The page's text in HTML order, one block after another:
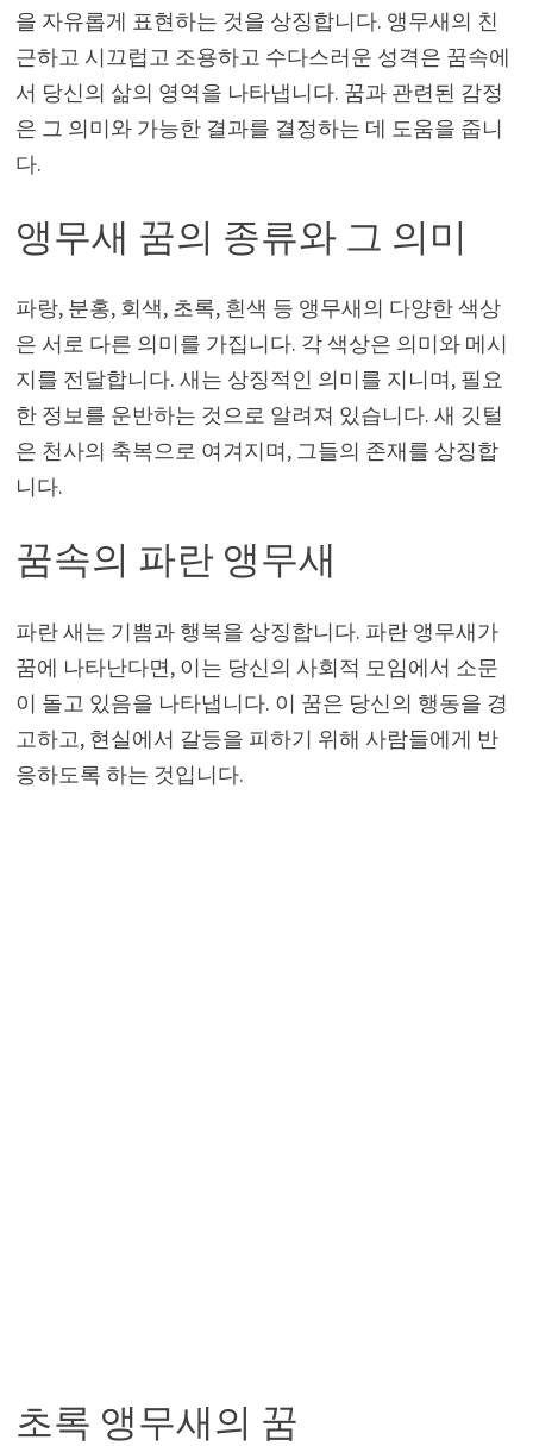
을 자유롭게 표현하는 것을 상징합니다. 앵무새의 친
근하고 시끄럽고 조용하고 수다스러운 성격은 꿈속에
서 당신의 삶의 영역을 나타냅니다. 꿈과 관련된 감정
은 그 의미와 가능한 결과를 결정하는 데 도움을 줍니
다.
앵무새 꿈의 종류와 그 의미
파랑, 분홍, 회색, 초록, 흰색 등 앵무새의 다양한 색상
은 서로 다른 의미를 가집니다. 각 색상은 의미와 메시
지를 전달합니다. 새는 상징적인 의미를 지니며, 필요
한 정보를 운반하는 것으로 알려져 있습니다. 새 깃털
은 천사의 축복으로 여겨지며, 그들의 존재를 상징합
니다.
꿈속의 파란 앵무새
파란 새는 기쁨과 행복을 상징합니다. 파란 앵무새가
꿈에 나타난다면, 이는 당신의 사회적 모임에서 소문
이 돌고 있음을 나타냅니다. 이 꿈은 당신의 행동을 경
고하고, 현실에서 갈등을 피하기 위해 사람들에게 반
응하도록 하는 것입니다.
초록 앵무새의 꿈